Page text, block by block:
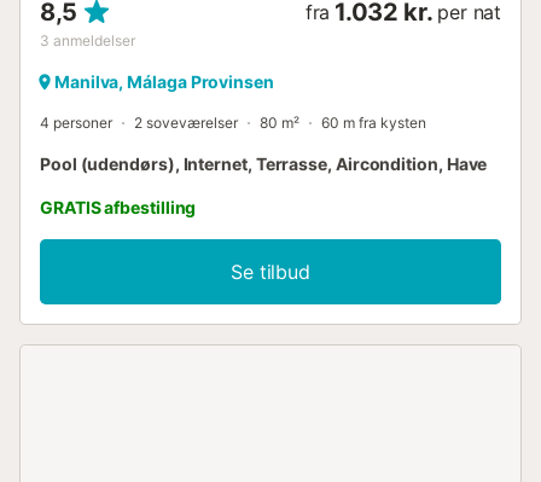
8,5
3 anmeldelser
fra 1.032 kr. per nat
Manilva, Málaga Provinsen
4 personer 2 soveværelser 80 m² 60 m fra kysten
Pool (udendørs), Internet, Terrasse, Aircondition, Have
GRATIS afbestilling
Se tilbud